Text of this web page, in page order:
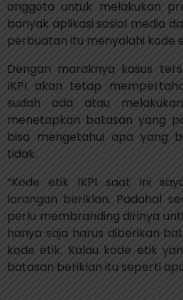
anggota untuk melakukan
banyak aplikasi sosial media
perbuatan itu menyalahi kode
Dengan maraknya kasus
IKPI akan tetap
sudah ada atau
menetapkan batasan yang
bisa mengetahui apa yang
tidak.
“Kode etik IKPI saat ini
larangan beriklan. Padahal
perlu membranding dirinya
hanya saja harus diberikan
kode etik. Kalau kode etik
batasan beriklan itu seperti